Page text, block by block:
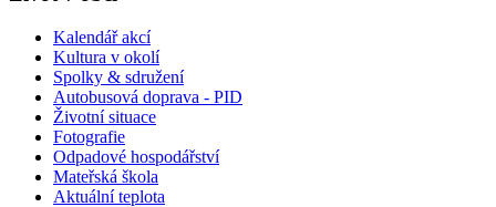
Kalendář akcí
Kultura v okolí
Spolky & sdružení
Autobusová doprava - PID
Životní situace
Fotografie
Odpadové hospodářství
Mateřská škola
Aktuální teplota